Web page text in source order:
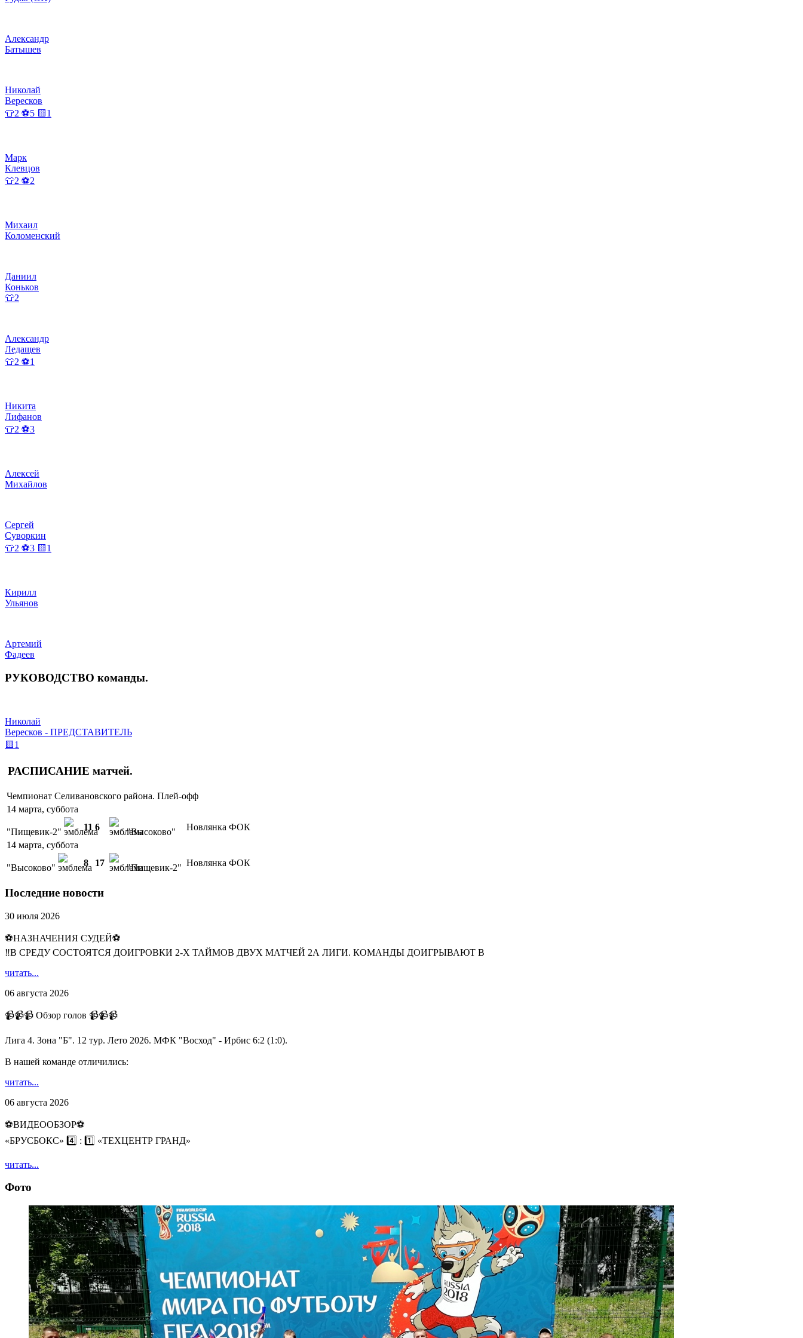
Александр
Батышев
Николай
Вересков
👕2 ⚽5 🟨1
Марк
Клевцов
👕2 ⚽2
Михаил
Коломенский
Даниил
Коньков
👕2
Александр
Ледащев
👕2 ⚽1
Никита
Лифанов
👕2 ⚽3
Алексей
Михайлов
Сергей
Суворкин
👕2 ⚽3 🟨1
Кирилл
Ульянов
Артемий
Фадеев
РУКОВОДСТВО команды.
Николай
Вересков - ПРЕДСТАВИТЕЛЬ
🟨1
РАСПИСАНИЕ матчей.
Чемпионат Селивановского района. Плей-офф
14 марта, суббота
"Пищевик-2" 11 6 "Высоково"
Новлянка ФОК
14 марта, суббота
"Высоково" 8 17 "Пищевик-2" Новлянка ФОК
Последние новости
30 июля 2026
⚽НАЗНАЧЕНИЯ СУДЕЙ⚽
‼В СРЕДУ СОСТОЯТСЯ ДОИГРОВКИ 2-Х ТАЙМОВ ДВУХ МАТЧЕЙ 2А ЛИГИ. КОМАНДЫ ДОИГРЫВАЮТ В
читать...
06 августа 2026
📹📹📹 Обзор голов 📹📹📹
Лига 4. Зона "Б". 12 тур. Лето 2026. МФК "Восход" - Ирбис 6:2 (1:0).
В нашей команде отличились:
читать...
06 августа 2026
⚽️ВИДЕООБЗОР⚽️
«БРУСБОКС» 4️⃣ : 1️⃣ «ТЕХЦЕНТР ГРАНД»
читать...
Фото